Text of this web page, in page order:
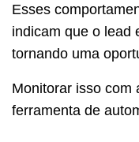
Esses
indicam que o lead
tornando uma
Monitorar isso com
ferramenta de